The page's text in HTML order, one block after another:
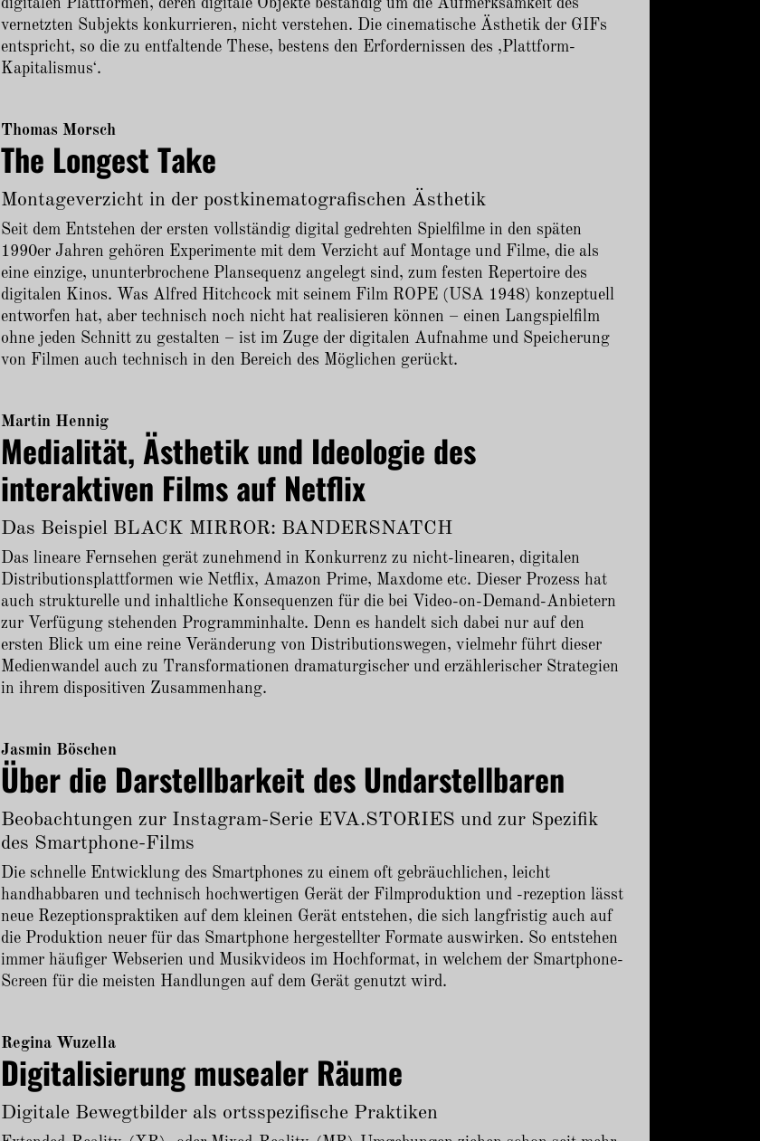
digitalen Plattformen, deren digitale Objekte beständig um die Aufmerksamkeit des
vernetzten Subjekts konkurrieren, nicht verstehen. Die cinematische Ästhetik der GIFs
entspricht, so die zu entfaltende These, bestens den Erfordernissen des ,Plattform-
Kapitalismusʻ.
Thomas Morsch
The Longest Take
Montageverzicht in der postkinematografischen Ästhetik
Seit dem Entstehen der ersten vollständig digital gedrehten Spielfilme in den späten
1990er Jahren gehören Experimente mit dem Verzicht auf Montage und Filme, die als
eine einzige, ununterbrochene Plansequenz angelegt sind, zum festen Repertoire des
digitalen Kinos. Was Alfred Hitchcock mit seinem Film ROPE (USA 1948) konzeptuell
entworfen hat, aber technisch noch nicht hat realisieren können – einen Langspielfilm
ohne jeden Schnitt zu gestalten – ist im Zuge der digitalen Aufnahme und Speicherung
von Filmen auch technisch in den Bereich des Möglichen gerückt.
Martin Hennig
Medialität, Ästhetik und Ideologie des
interaktiven Films auf Netflix
Das Beispiel BLACK MIRROR: BANDERSNATCH
Das lineare Fernsehen gerät zunehmend in Konkurrenz zu nicht-linearen, digitalen
Distributionsplattformen wie Netflix, Amazon Prime, Maxdome etc. Dieser Prozess hat
auch strukturelle und inhaltliche Konsequenzen für die bei Video-on-Demand-Anbietern
zur Verfügung stehenden Programminhalte. Denn es handelt sich dabei nur auf den
ersten Blick um eine reine Veränderung von Distributionswegen, vielmehr führt dieser
Medienwandel auch zu Transformationen dramaturgischer und erzählerischer Strategien
in ihrem dispositiven Zusammenhang.
Jasmin Böschen
Über die Darstellbarkeit des Undarstellbaren
Beobachtungen zur Instagram-Serie EVA.STORIES und zur Spezifik
des Smartphone-Films
Die schnelle Entwicklung des Smartphones zu einem oft gebräuchlichen, leicht
handhabbaren und technisch hochwertigen Gerät der Filmproduktion und -rezeption lässt
neue Rezeptionspraktiken auf dem kleinen Gerät entstehen, die sich langfristig auch auf
die Produktion neuer für das Smartphone hergestellter Formate auswirken. So entstehen
immer häufiger Webserien und Musikvideos im Hochformat, in welchem der Smartphone-
Screen für die meisten Handlungen auf dem Gerät genutzt wird.
Regina Wuzella
Digitalisierung musealer Räume
Digitale Bewegtbilder als ortsspezifische Praktiken